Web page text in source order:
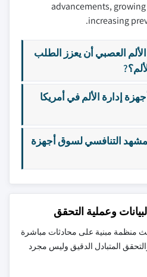
advancements,
increasing
العصبي أن يعزز الطلب
إدارة الألم في أمريكا
التنافسي لسوق أجهزة
وعملية التحقق
منظمة مبنية على محادثات مباشرة
المتبادل الدقيق وليس مجرد